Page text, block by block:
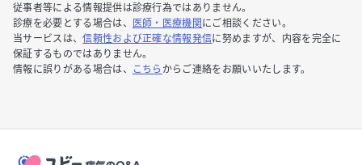
従事者等による情報提供は診療行為ではありません。
診療を必要とする場合は、
医師・医療機関 にご相談ください。
当サービスは、信頼性および正確な情報発信に努めますが、内容を完全に
保証するものではありません。
情報に誤りがある場合は、
こちら からご連絡をお願いいたします。